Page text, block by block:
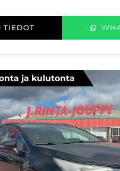
TIEDOT
ja kulutonta